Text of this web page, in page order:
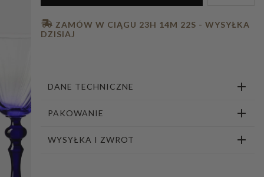
DANE TECHNICZNE
PAKOWANIE
WYSYŁKA I ZWROT
ZAMÓW W CIĄGU 23H 14M 21S - WYSYŁKA
DZISIAJ